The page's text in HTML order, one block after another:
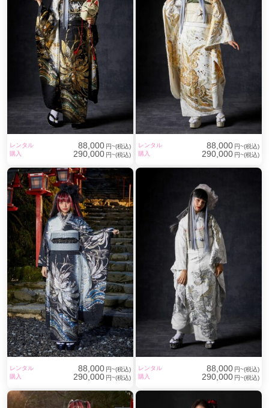
金彩振袖専門店
神楽呉服店 By #振袖gram 名古屋店
金彩振袖を中心に、
**「一目で格が伝わる振袖」「写真に残したときに圧倒的
に美しい振袖」**だけを厳選。
神楽呉服店は、
金駒刺繍・箔・手描き友禅など、
ドです。
レンタル 88,000 円~(税込)
購入
290,000 円~(税込)
レンタル 88,000 円~(税込)
購入
290,000 円~(税込)
レンタル 88,000 円~(税込)
購入
290,000 円~(税込)
レンタル 88,000 円~(税込)
購入
290,000 円~(税込)